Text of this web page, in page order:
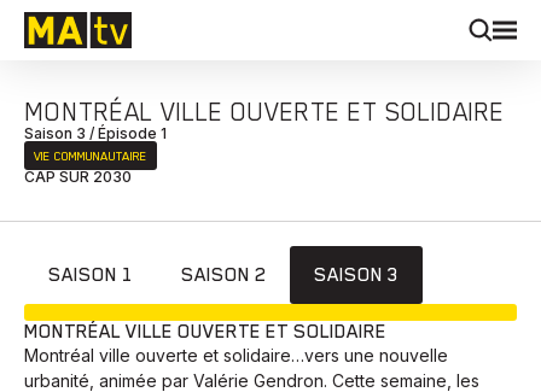
MONTRÉAL VILLE OUVERTE ET SOLIDAIRE
Saison 3 / Épisode 1
VIE COMMUNAUTAIRE
CAP SUR 2030
SAISON 1 SAISON 2
SAISON 3
MONTRÉAL VILLE OUVERTE ET SOLIDAIRE
Montréal ville ouverte et solidaire…vers une nouvelle
urbanité, animée par Valérie Gendron. Cette semaine, les